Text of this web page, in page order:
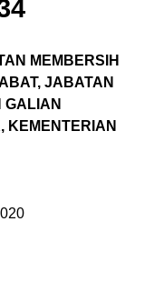
MEMBERSIH
JABATAN
GALIAN
KEMENTERIAN